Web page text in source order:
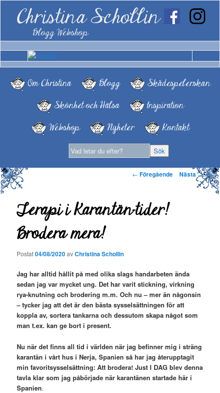
Christina Schollin
Blogg Webshop
Om Christina Blogg
Skådespelerskan
Skönhet och Hälsa
Inspiration
Webshop
Nyheter Kontakt
Inläggsnavigering
← Föregående Nästa→
Terapi i Karantän-tider!
Brodera mera!
Postat04/08/2020avChristina Schollin
Jag har alltid hållit på med olika slags handarbeten ända
sedan jag var mycket ung. Det har varit stickning, virkning
rya-knutning och brodering m.m. Och nu – mer än någonsin
– tycker jag att det är den bästa sysselsättningen för att
koppla av, sortera tankarna och dessutom skapa något som
man t.ex. kan ge bort i present.
Nu när det finns all tid i världen när jag befinner mig i sträng
karantän i vårt hus i Nerja, Spanien så har jag återupptagit
min favoritsysselsättning: Att brodera! Just I DAG blev denna
tavla klar som jag påbörjade när karantänen startade här i
Spanien.